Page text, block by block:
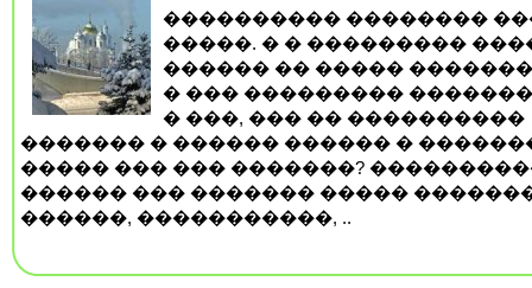
���������� ��������
�����. � � ���������
������ �� �����
� ��� ���������
� ���, ��� �� ����������
������� � ������ ������ �
����� ��� ��� �������?
������ ��� ������� �����
������, �����������, ..